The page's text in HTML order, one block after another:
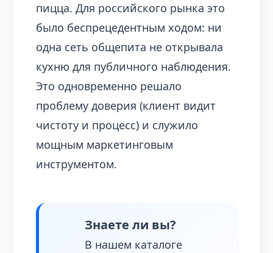
пицца. Для российского рынка это
было беспрецедентным ходом: ни
одна сеть общепита не открывала
кухню для публичного наблюдения.
Это одновременно решало
проблему доверия (клиент видит
чистоту и процесс) и служило
мощным маркетинговым
инструментом.
Знаете ли вы?
В нашем каталоге